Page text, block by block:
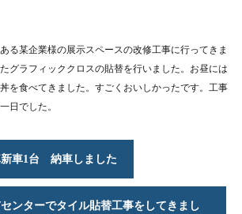
る某企業様の展示スペースの改修工事に行ってきま
グラフィッククロスの貼替を行いました。お昼には
を食べてきました。すごくおいしかったです。工事
日でした。
車1台 納車しました
ンターでタイル貼替工事をしてきまし